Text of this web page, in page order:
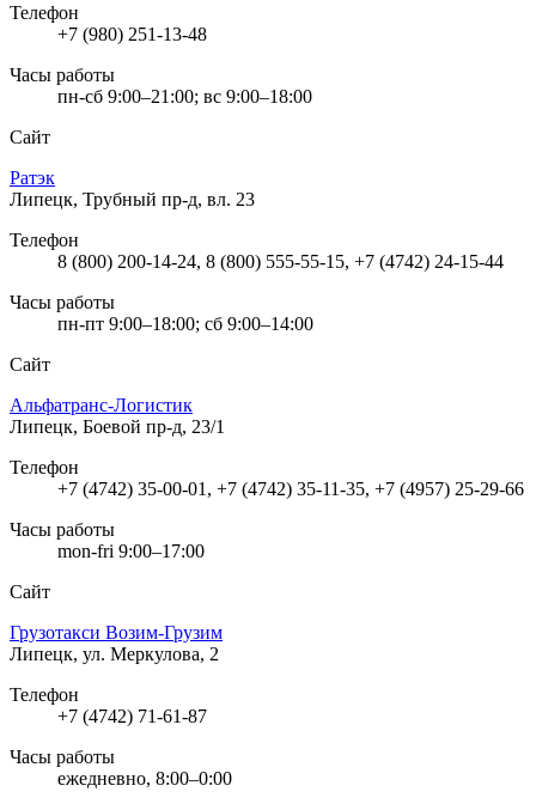
Телефон
+7 (980) 251-13-48
Часы работы
пн-сб 9:00–21:00; вс 9:00–18:00
Сайт
Ратэк
Липецк, Трубный пр-д, вл. 23
Телефон
8 (800) 200-14-24, 8 (800) 555-55-15, +7 (4742) 24-15-44
Часы работы
пн-пт 9:00–18:00; сб 9:00–14:00
Сайт
Альфатранс-Логистик
Липецк, Боевой пр-д, 23/1
Телефон
+7 (4742) 35-00-01, +7 (4742) 35-11-35, +7 (4957) 25-29-66
Часы работы
mon-fri 9:00–17:00
Сайт
Грузотакси Возим-Грузим
Липецк, ул. Меркулова, 2
Телефон
+7 (4742) 71-61-87
Часы работы
ежедневно, 8:00–0:00